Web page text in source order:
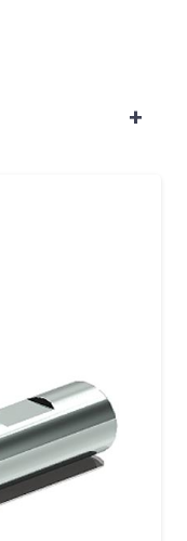
+